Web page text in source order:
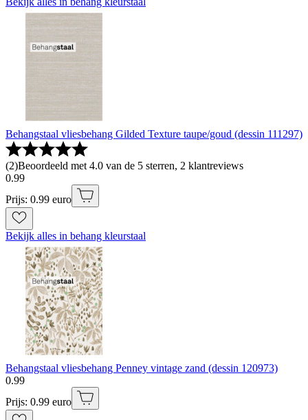
Behangstaal vliesbehang Gilded Texture taupe/goud (dessin 111297)
(2)Beoordeeld met 4.0 van de 5 sterren, 2 klantreviews
0.99
Prijs: 0.99 euro
Bekijk alles in behang kleurstaal
Behangstaal vliesbehang Penney vintage zand (dessin 120973)
0.99
Prijs: 0.99 euro